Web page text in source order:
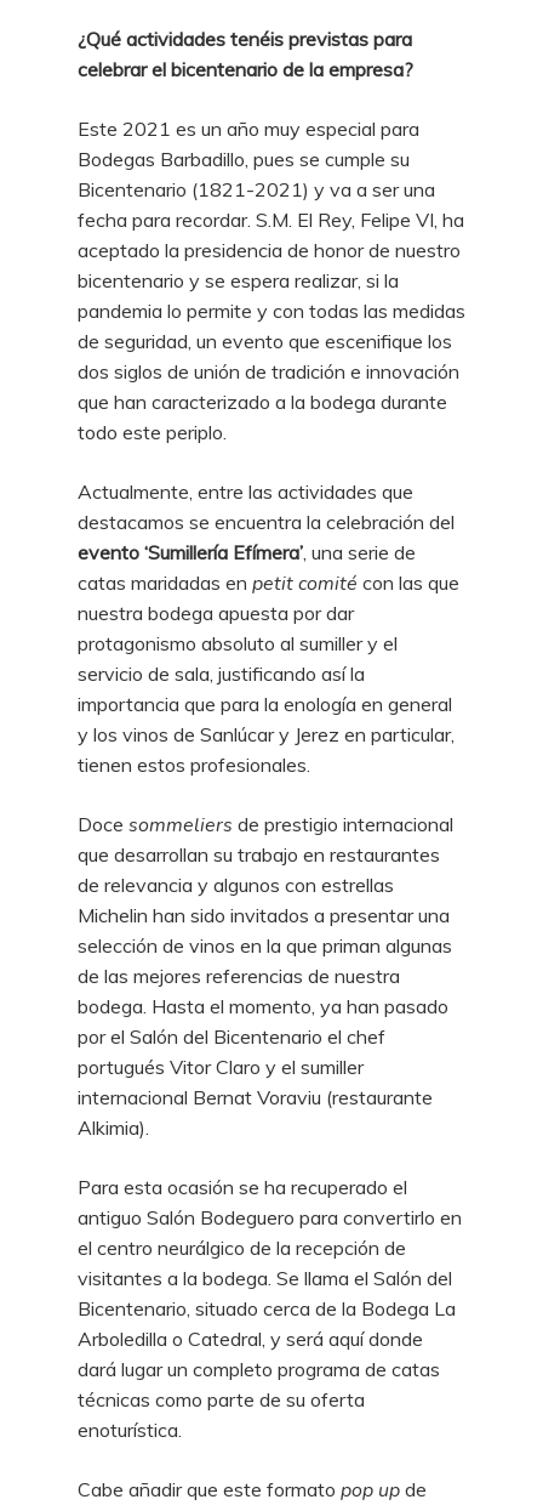
¿Qué actividades tenéis previstas para
celebrar el bicentenario de la empresa?
Este 2021 es un año muy especial para
Bodegas Barbadillo, pues se cumple su
Bicentenario (1821-2021) y va a ser una
fecha para recordar. S.M. El Rey, Felipe VI, ha
aceptado la presidencia de honor de nuestro
bicentenario y se espera realizar, si la
pandemia lo permite y con todas las medidas
de seguridad, un evento que escenifique los
dos siglos de unión de tradición e innovación
que han caracterizado a la bodega durante
todo este periplo.
Actualmente, entre las actividades que
destacamos se encuentra la celebración del
evento ‘Sumillería Efímera’ , una serie de
catas maridadas en petit comité con las que
nuestra bodega apuesta por dar
protagonismo absoluto al sumiller y el
servicio de sala, justificando así la
importancia que para la enología en general
y los vinos de Sanlúcar y Jerez en particular,
tienen estos profesionales.
Doce sommeliers de prestigio internacional
que desarrollan su trabajo en restaurantes
de relevancia y algunos con estrellas
Michelin han sido invitados a presentar una
selección de vinos en la que priman algunas
de las mejores referencias de nuestra
bodega. Hasta el momento, ya han pasado
por el Salón del Bicentenario el chef
portugués Vitor Claro y el sumiller
internacional Bernat Voraviu (restaurante
Alkimia).
Para esta ocasión se ha recuperado el
antiguo Salón Bodeguero para convertirlo en
el centro neurálgico de la recepción de
visitantes a la bodega. Se llama el Salón del
Bicentenario, situado cerca de la Bodega La
Arboledilla o Catedral, y será aquí donde
dará lugar un completo programa de catas
técnicas como parte de su oferta
enoturística.
Cabe añadir que este formato pop up de